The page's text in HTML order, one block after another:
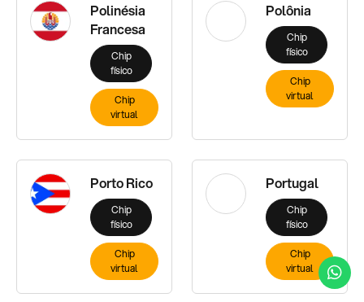
Polinésia
Francesa
Chip
físico
Chip
virtual
Polônia
Chip
físico
Chip
virtual
Porto Rico
Chip
físico
Chip
virtual
Portugal
Chip
físico
Chip
virtual